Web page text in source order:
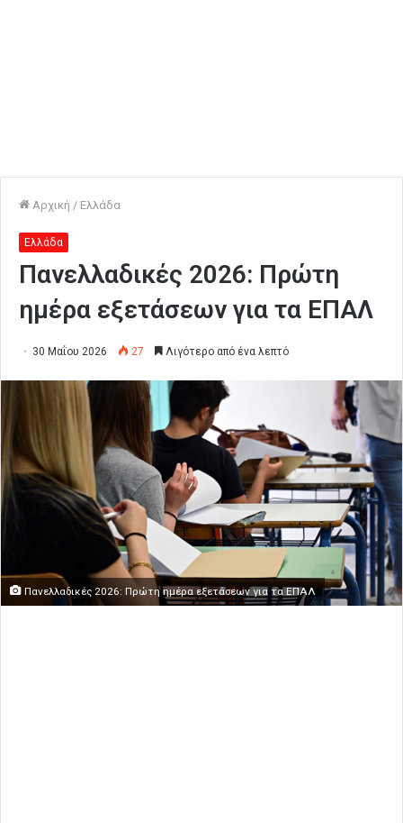
Αρχική / Ελλάδα
Ελλάδα
Πανελλαδικές 2026: Πρώτη
ημέρα εξετάσεων για τα ΕΠΑΛ
30 Μαΐου 2026 27 Λιγότερο από ένα λεπτό
Πανελλαδικές 2026: Πρώτη ημέρα εξετάσεων για τα ΕΠΑΛ